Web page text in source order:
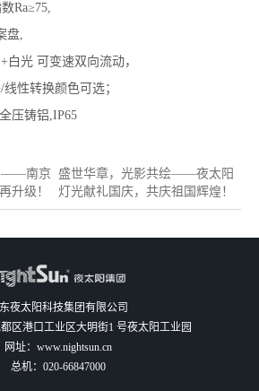
Ra≥75,
盘,
白光 可变速双向流动，
性转换颜色可选；
压铸铝,IP65
——南京
升级！
盛世华章，光影共绘——夜太阳
灯光献礼国庆，共庆祖国辉煌！
夜太阳科技集团有限公司
区港口工业区大明街1 号夜太阳工业园
网址： www.nightsun.cn
总机： 020-66847000